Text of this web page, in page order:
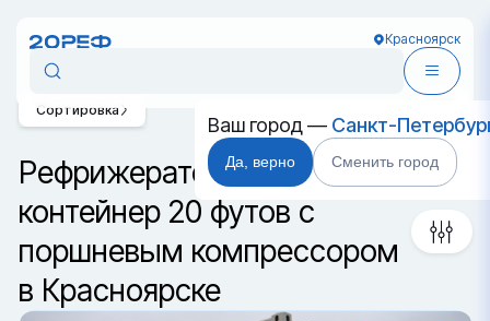
Красноярск
Ваш город — Санкт-
Да, верно Сменить город
Рефрижераторный
контейнер 20 футов с
поршневым компрессором
в Красноярске
Сортировка